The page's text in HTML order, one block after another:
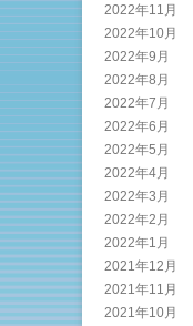
2022年11月
2022年10月
2022年9月
2022年8月
2022年7月
2022年6月
2022年5月
2022年4月
2022年3月
2022年2月
2022年1月
2021年12月
2021年11月
2021年10月